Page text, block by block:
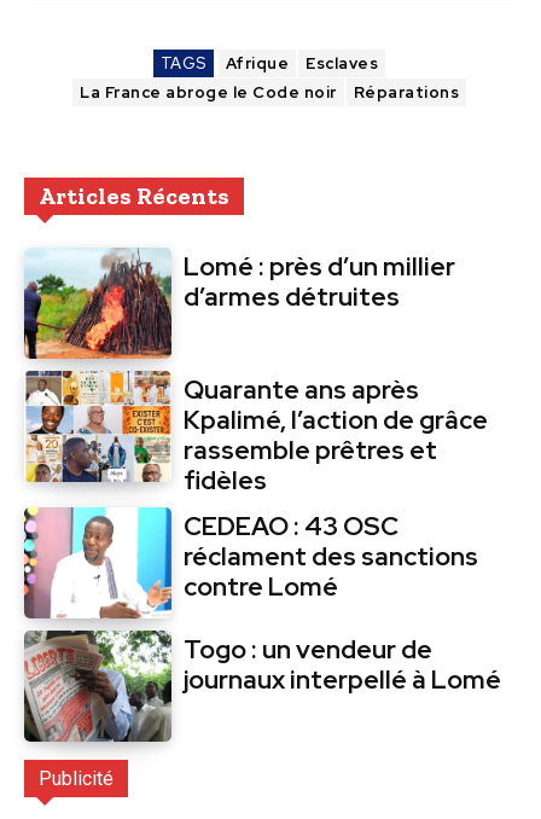
TAGS Afrique
Esclaves
La France abroge le Code noir
Réparations
Articles Récents
Lomé : près d’un millier
d’armes détruites
Quarante ans après
Kpalimé, l’action de grâce
rassemble prêtres et
fidèles
CEDEAO : 43 OSC
réclament des sanctions
contre Lomé
Togo : un vendeur de
journaux interpellé à Lomé
Publicité